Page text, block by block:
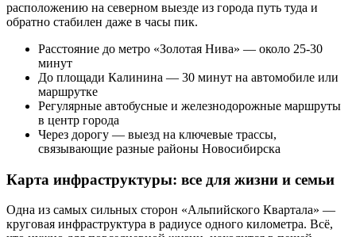
расположению на северном выезде из города путь туда и
обратно стабилен даже в часы пик.
Расстояние до метро «Золотая Нива» — около 25-30
минут
До площади Калинина — 30 минут на автомобиле или
маршрутке
Регулярные автобусные и железнодорожные маршруты
в центр города
Через дорогу — выезд на ключевые трассы,
связывающие разные районы Новосибирска
Карта инфраструктуры: все для жизни и семьи
Одна из самых сильных сторон «Альпийского Квартала» —
круговая инфраструктура в радиусе одного километра. Всё,